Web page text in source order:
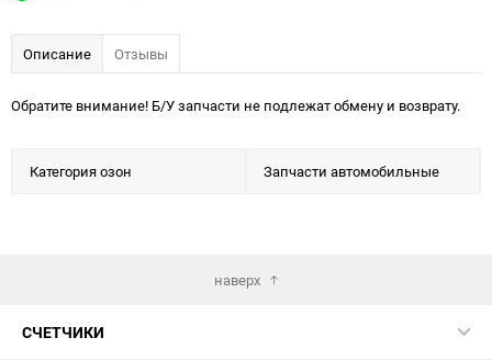
Описание Отзывы
Обратите внимание! Б/У запчасти не подлежат обмену и возврату.
Категория озон Запчасти автомобильные
наверх
СЧЕТЧИКИ